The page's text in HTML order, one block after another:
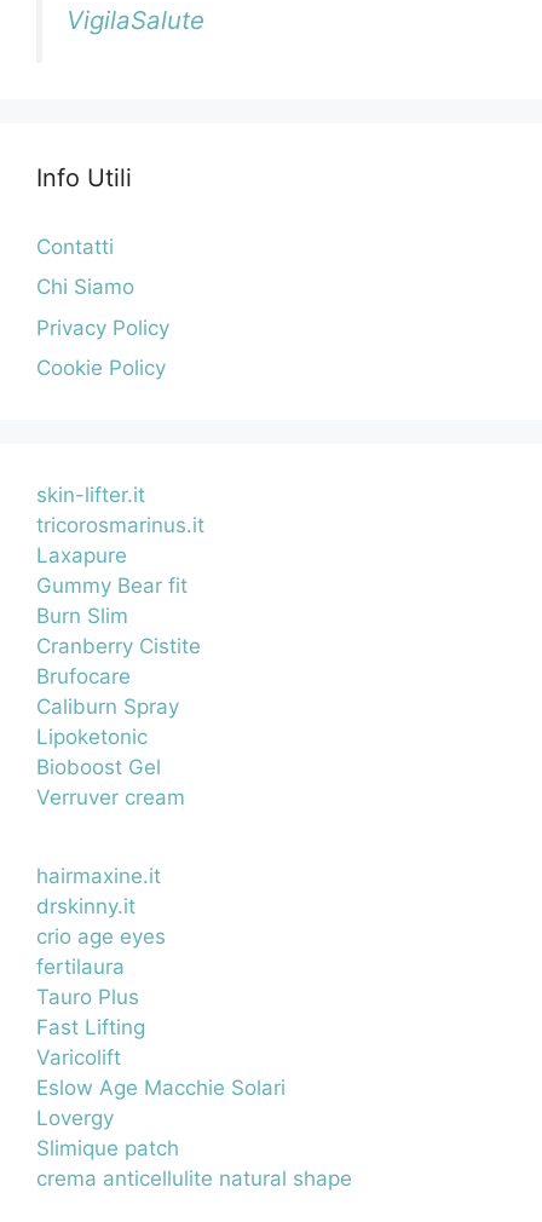
VigilaSalute
Info Utili
Contatti
Chi Siamo
Privacy Policy
Cookie Policy
skin-lifter.it
tricorosmarinus.it
Laxapure
Gummy Bear fit
Burn Slim
Cranberry Cistite
Brufocare
Caliburn Spray
Lipoketonic
Bioboost Gel
Verruver cream
hairmaxine.it
drskinny.it
crio age eyes
fertilaura
Tauro Plus
Fast Lifting
Varicolift
Eslow Age Macchie Solari
Lovergy
Slimique patch
crema anticellulite natural shape